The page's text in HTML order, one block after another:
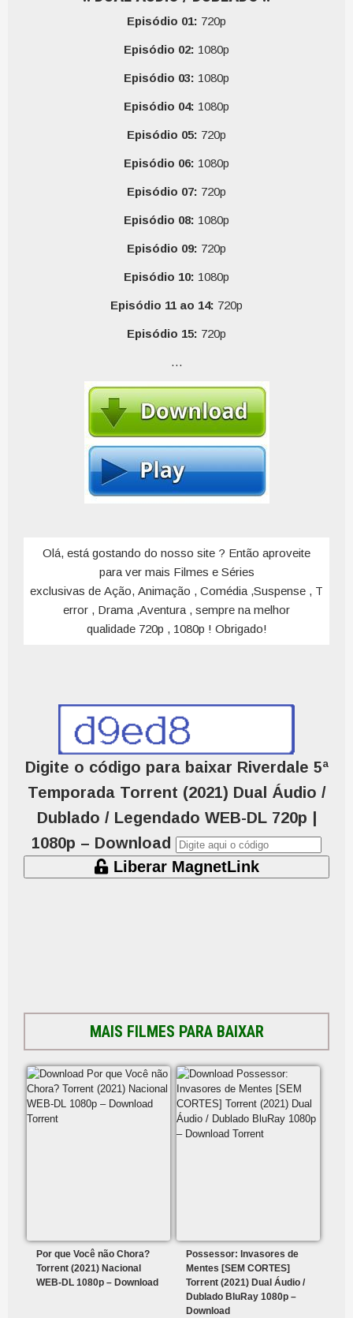
Episódio 01: 720p
Episódio 02: 1080p
Episódio 03: 1080p
Episódio 04: 1080p
Episódio 05: 720p
Episódio 06: 1080p
Episódio 07: 720p
Episódio 08: 1080p
Episódio 09: 720p
Episódio 10: 1080p
Episódio 11 ao 14: 720p
Episódio 15: 720p
…
Olá, está gostando do nosso site ? Então aproveite
para ver mais Filmes e Séries
exclusivas de Ação, Animação , Comédia ,Suspense , T
error , Drama ,Aventura , sempre na melhor
qualidade 720p , 1080p ! Obrigado!
Digite o código para baixar Riverdale 5ª
Temporada Torrent (2021) Dual Áudio /
Dublado / Legendado WEB-DL 720p |
1080p – Download
Liberar MagnetLink
MAIS FILMES PARA BAIXAR
Por que Você não Chora?
Torrent (2021) Nacional
WEB-DL 1080p – Download
Possessor: Invasores de
Mentes [SEM CORTES]
Torrent (2021) Dual Áudio /
Dublado BluRay 1080p –
Download